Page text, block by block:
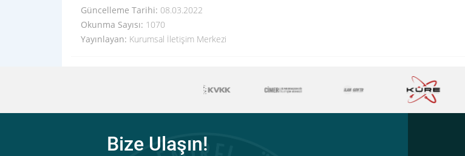
Güncelleme Tarihi: 08.03.2022
Okunma Sayısı: 1070
Yayınlayan: Kurumsal İletişim Merkezi
Bize Ulaşın!